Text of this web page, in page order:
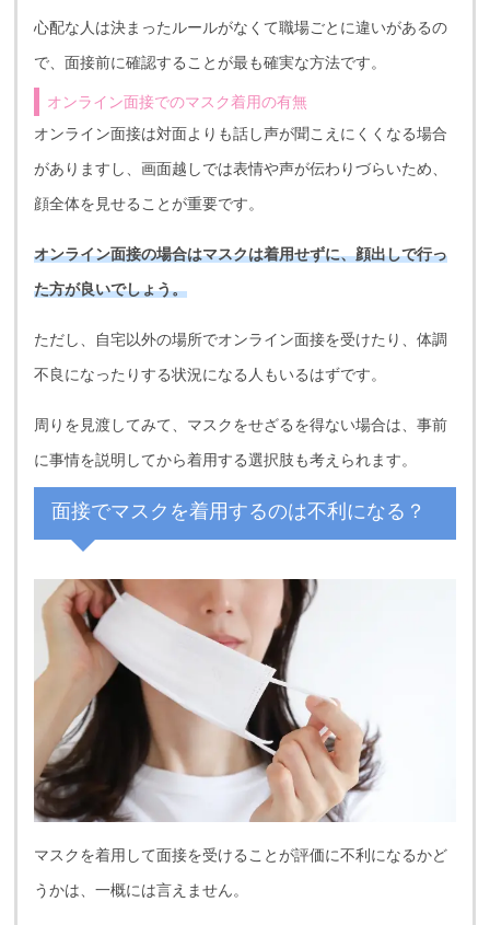
心配な人は決まったルールがなくて職場ごとに違いがあるの
で、面接前に確認することが最も確実な方法です。
オンライン面接でのマスク着用の有無
オンライン面接は対面よりも話し声が聞こえにくくなる場合
がありますし、画面越しでは表情や声が伝わりづらいため、
顔全体を見せることが重要です。
オンライン面接の場合はマスクは着用せずに、顔出しで行っ
た方が良いでしょう。
ただし、自宅以外の場所でオンライン面接を受けたり、体調
不良になったりする状況になる人もいるはずです。
周りを見渡してみて、マスクをせざるを得ない場合は、事前
に事情を説明してから着用する選択肢も考えられます。
面接でマスクを着用するのは不利になる？
マスクを着用して面接を受けることが評価に不利になるかど
うかは、一概には言えません。